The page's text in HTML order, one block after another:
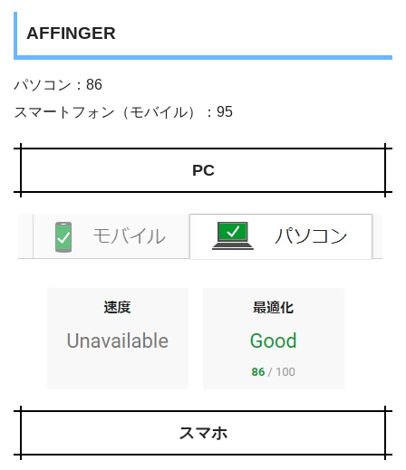
AFFINGER
パソコン：86
スマートフォン（モバイル）：95
PC
スマホ